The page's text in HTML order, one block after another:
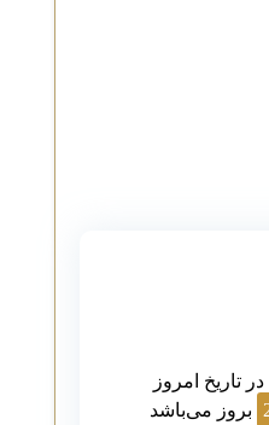
امروز
می‌باشد